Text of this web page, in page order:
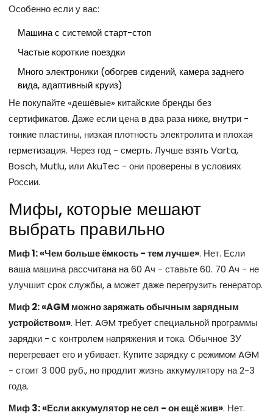
Особенно если у вас:
Машина с системой старт-стоп
Частые короткие поездки
Много электроники (обогрев сидений, камера заднего
вида, адаптивный круиз)
Не покупайте «дешёвые» китайские бренды без
сертификатов. Даже если цена в два раза ниже, внутри -
тонкие пластины, низкая плотность электролита и плохая
герметизация. Через год - смерть. Лучше взять Varta,
Bosch, Mutlu, или AkuTec - они проверены в условиях
России.
Мифы, которые мешают
выбрать правильно
Миф 1: «Чем больше ёмкость - тем лучше». Нет. Если
ваша машина рассчитана на 60 Ач - ставьте 60. 70 Ач - не
улучшит срок службы, а может даже перегрузить генератор.
Миф 2: «AGM можно заряжать обычным зарядным
устройством». Нет. AGM требует специальной программы
зарядки - с контролем напряжения и тока. Обычное ЗУ
перегревает его и убивает. Купите зарядку с режимом AGM
- стоит 3 000 руб., но продлит жизнь аккумулятору на 2-3
года.
Миф 3: «Если аккумулятор не сел - он ещё жив». Нет.